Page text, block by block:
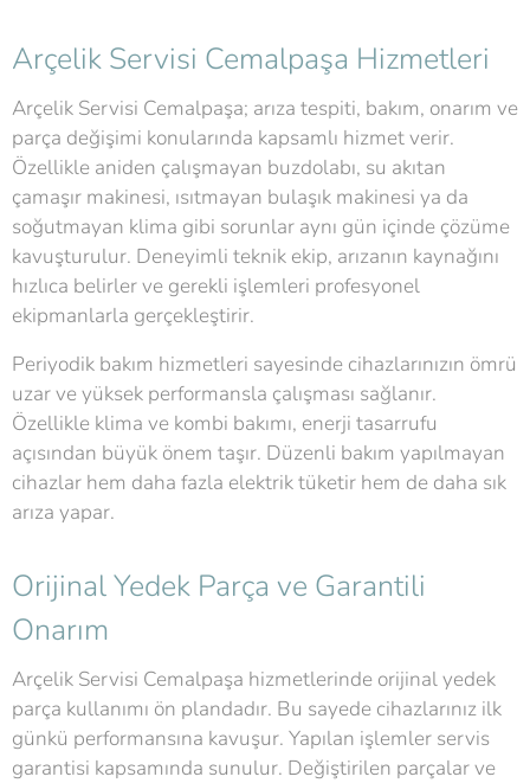
Arçelik Servisi Cemalpaşa Hizmetleri
Arçelik Servisi Cemalpaşa; arıza tespiti, bakım, onarım ve
parça değişimi konularında kapsamlı hizmet verir.
Özellikle aniden çalışmayan buzdolabı, su akıtan
çamaşır makinesi, ısıtmayan bulaşık makinesi ya da
soğutmayan klima gibi sorunlar aynı gün içinde çözüme
kavuşturulur. Deneyimli teknik ekip, arızanın kaynağını
hızlıca belirler ve gerekli işlemleri profesyonel
ekipmanlarla gerçekleştirir.
Periyodik bakım hizmetleri sayesinde cihazlarınızın ömrü
uzar ve yüksek performansla çalışması sağlanır.
Özellikle klima ve kombi bakımı, enerji tasarrufu
açısından büyük önem taşır. Düzenli bakım yapılmayan
cihazlar hem daha fazla elektrik tüketir hem de daha sık
arıza yapar.
Orijinal Yedek Parça ve Garantili
Onarım
Arçelik Servisi Cemalpaşa hizmetlerinde orijinal yedek
parça kullanımı ön plandadır. Bu sayede cihazlarınız ilk
günkü performansına kavuşur. Yapılan işlemler servis
garantisi kapsamında sunulur. Değiştirilen parçalar ve